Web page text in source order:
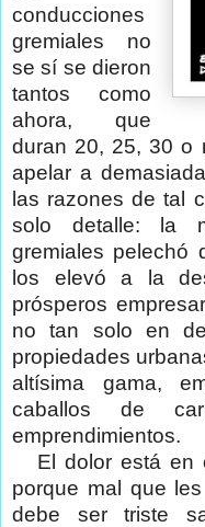
conducciones
gremiales no
se sí se dieron
tantos como
ahora, que
duran 20, 25, 30 o
apelar a
las razones de tal
solo detalle: la
gremiales pelechó
los elevó a la
prósperos
no tan solo en
propiedades
altísima gama,
caballos de
emprendimientos.
El dolor está en
porque mal que
debe ser triste